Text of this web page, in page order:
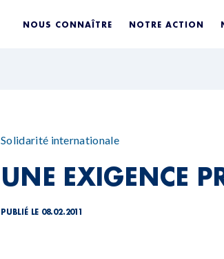
NOUS CONNAÎTRE NOTRE ACTION
Solidarité internationale
UNE EXIGENCE
PUBLIÉ LE 08.02.2011